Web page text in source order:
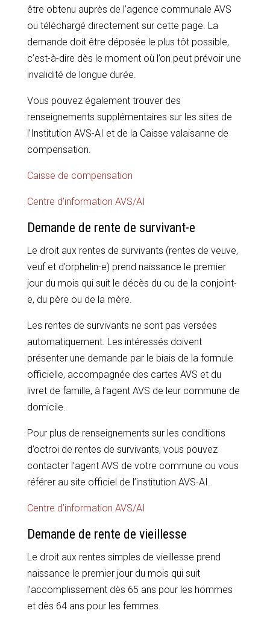
être obtenu auprès de l’agence communale AVS
ou téléchargé directement sur cette page. La
demande doit être déposée le plus tôt possible,
c’est-à-dire dès le moment où l’on peut prévoir une
invalidité de longue durée.
Vous pouvez également trouver des
renseignements supplémentaires sur les sites de
l’Institution AVS-AI et de la Caisse valaisanne de
compensation.
Caisse de compensation
Centre d’information AVS/AI
Demande de rente de survivant-e
Le droit aux rentes de survivants (rentes de veuve,
veuf et d’orphelin-e) prend naissance le premier
jour du mois qui suit le décès du ou de la conjoint-
e, du père ou de la mère.
Les rentes de survivants ne sont pas versées
automatiquement. Les intéressés doivent
présenter une demande par le biais de la formule
officielle, accompagnée des cartes AVS et du
livret de famille, à l’agent AVS de leur commune de
domicile.
Pour plus de renseignements sur les conditions
d’octroi de rentes de survivants, vous pouvez
contacter l’agent AVS de votre commune ou vous
référer au site officiel de l’institution AVS-AI.
Centre d’information AVS/AI
Demande de rente de vieillesse
Le droit aux rentes simples de vieillesse prend
naissance le premier jour du mois qui suit
l’accomplissement dès 65 ans pour les hommes
et dès 64 ans pour les femmes.